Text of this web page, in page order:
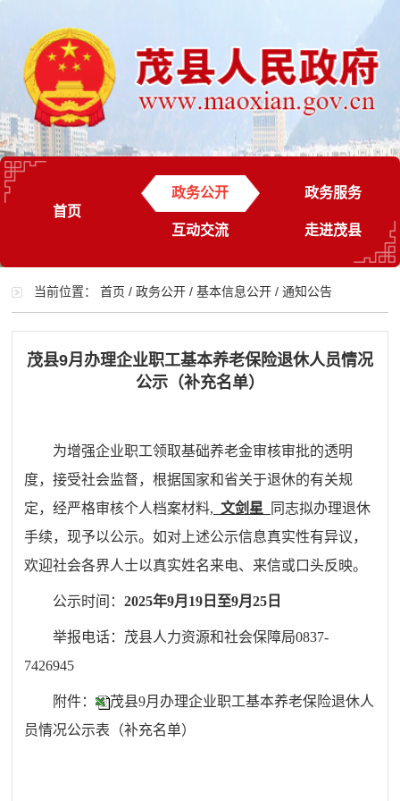
首页
政务公开 政务服务
互动交流 走进茂县
当前位置：首页 /政务公开 /基本信息公开 /通知公告
茂县9月办理企业职工基本养老保险退休人员情况
公示（补充名单）
为增强企业职工领取基础养老金审核审批的透明
度，接受社会监督，根据国家和省关于退休的有关规
定，经严格审核个人档案材料, 文剑星
同志拟办理退休
手续，现予以公示。如对上述公示信息真实性有异议，
欢迎社会各界人士以真实姓名来电、来信或口头反映。
公示时间：2025年9月 19 日至9月25 日
举报电话：茂县人力资源和社会保障局0837-
7426945
附件：
茂县9月办理企业职工基本养老保险退休人
员情况公示表（补充名单）